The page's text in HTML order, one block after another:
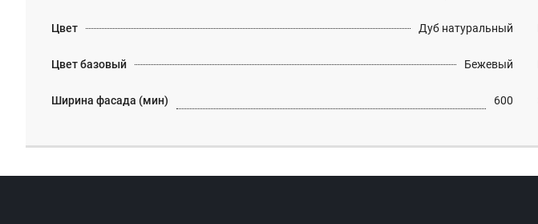
Цвет Дуб натуральный
Цвет базовый Бежевый
Ширина фасада (мин) 600